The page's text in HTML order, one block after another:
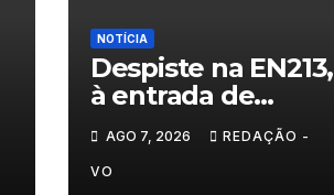
NOTÍCIA
Despiste na EN213,
à entrada de
AGO 7, 2026 REDAÇÃO -
VO